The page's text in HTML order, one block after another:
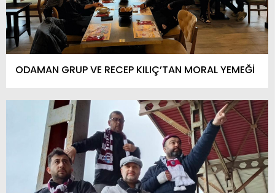
ODAMAN GRUP VE RECEP KILIÇ’TAN MORAL YEMEĞİ